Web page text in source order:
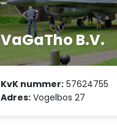
VaGaTho B.V.
KvK nummer: 57624755
Adres: Vogelbos 27